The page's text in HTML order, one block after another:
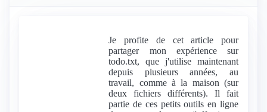
Je profite de cet article pour
partager mon expérience sur
todo.txt, que j'utilise maintenant
depuis plusieurs années, au
travail, comme à la maison (sur
deux fichiers différents). Il fait
partie de ces petits outils en ligne